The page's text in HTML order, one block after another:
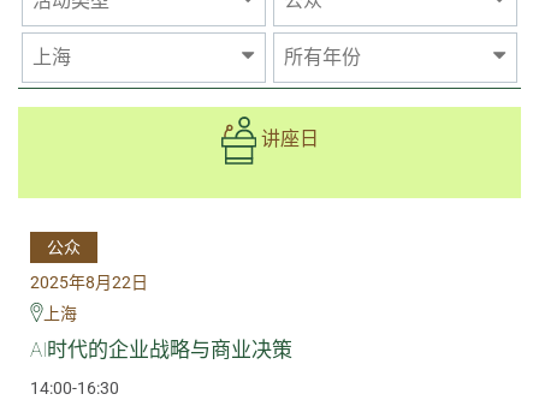
上海 所有年份
讲座日
公众
2025年8月22日
上海
AI时代的企业战略与商业决策
14:00-16:30